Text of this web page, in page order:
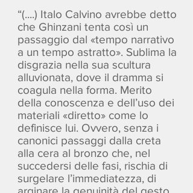
“(....) Italo Calvino avrebbe detto
che Ghinzani tenta così un
passaggio dal «tempo narrativo
a un tempo astratto». Sublima la
disgrazia nella sua scultura
alluvionata, dove il dramma si
coagula nella forma. Merito
della conoscenza e dell’uso dei
materiali «diretto» come lo
definisce lui. Ovvero, senza i
canonici passaggi dalla creta
alla cera al bronzo che, nel
succedersi delle fasi, rischia di
surgelare l’immediatezza, di